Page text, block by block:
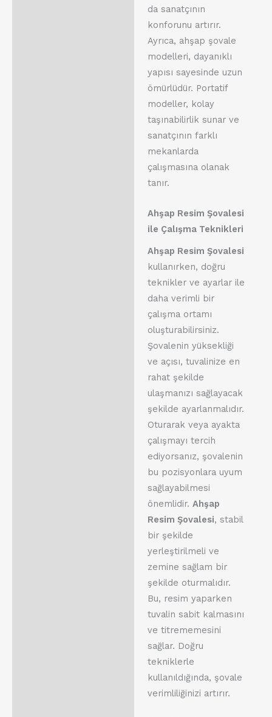
da sanatçının
konforunu artırır.
Ayrıca, ahşap şovale
modelleri, dayanıklı
yapısı sayesinde uzun
ömürlüdür. Portatif
modeller, kolay
taşınabilirlik sunar ve
sanatçının farklı
mekanlarda
çalışmasına olanak
tanır.
Ahşap Resim Şovalesi
ile Çalışma Teknikleri
Ahşap Resim Şovalesi
kullanırken, doğru
teknikler ve ayarlar ile
daha verimli bir
çalışma ortamı
oluşturabilirsiniz.
Şovalenin yüksekliği
ve açısı, tuvalinize en
rahat şekilde
ulaşmanızı sağlayacak
şekilde ayarlanmalıdır.
Oturarak veya ayakta
çalışmayı tercih
ediyorsanız, şovalenin
bu pozisyonlara uyum
sağlayabilmesi
önemlidir. Ahşap
Resim Şovalesi, stabil
bir şekilde
yerleştirilmeli ve
zemine sağlam bir
şekilde oturmalıdır.
Bu, resim yaparken
tuvalin sabit kalmasını
ve titrememesini
sağlar. Doğru
tekniklerle
kullanıldığında, şovale
verimliliğinizi artırır.